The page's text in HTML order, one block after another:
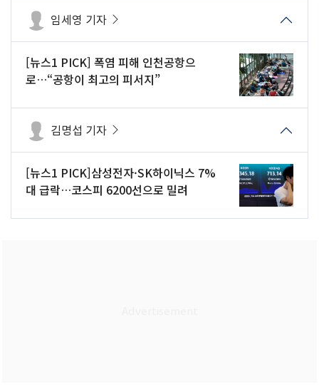
임세영 기자
[뉴스1 PICK] 폭염 피해 인천공항으
로…“공항이 최고의 피서지”
김명섭 기자
[뉴스1 PICK]삼성전자·SK하이닉스 7%
대 급락…코스피 6200선으로 밀려